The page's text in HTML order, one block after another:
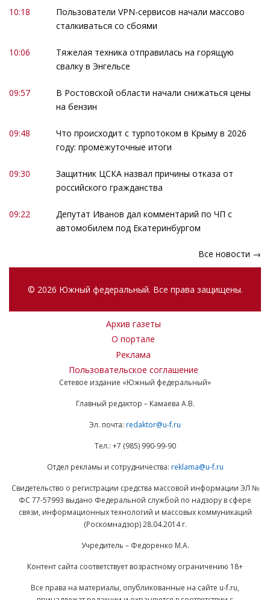
10:18
Пользователи VPN-сервисов начали массово
сталкиваться со сбоями
10:06
Тяжелая техника отправилась на горящую
свалку в Энгельсе
09:57
В Ростовской области начали снижаться цены
на бензин
09:48
Что происходит с турпотоком в Крыму в 2026
году: промежуточные итоги
09:30
Защитник ЦСКА назвал причины отказа от
российского гражданства
09:22
Депутат Иванов дал комментарий по ЧП с
автомобилем под Екатеринбургом
Все новости →
© 2026 Южный федеральный. Все права защищены.
Архив газеты
О портале
Реклама
Пользовательское соглашение
Сетевое издание «Южный федеральный»
Главный редактор – Камаева А.В.
Эл. почта: redaktor@u-f.ru
Тел.: +7 (985) 990-99-90
Отдел рекламы и сотрудничества: reklama@u-f.ru
Свидетельство о регистрации средства массовой информации ЭЛ №
ФС 77-57993 выдано Федеральной службой по надзору в сфере
связи, информационных технологий и массовых коммуникаций
(Роскомнадзор) 28.04.2014 г.
Учредитель – Федоренко М.А.
Контент сайта соответствует возрастному ограничению 18+
Все права на материалы, опубликованные на сайте u-f.ru,